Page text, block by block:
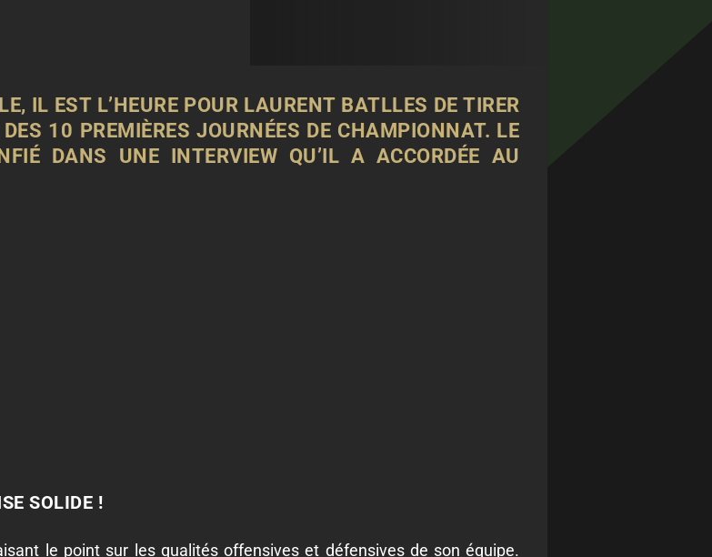
IL EST L’HEURE POUR LAURENT BATLLES DE TIRER
10 PREMIÈRES JOURNÉES DE CHAMPIONNAT. LE
DANS UNE INTERVIEW QU’IL A ACCORDÉE AU
SOLIDE !
le point sur les qualités offensives et défensives de son équipe.